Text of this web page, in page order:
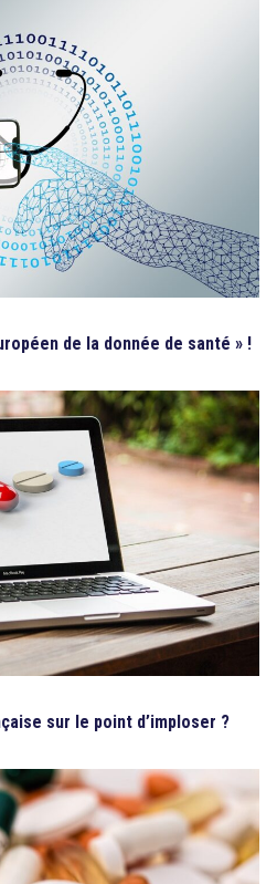
de la donnée de santé » !
sur le point d’imploser ?